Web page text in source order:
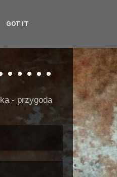
- przygoda
GOT IT